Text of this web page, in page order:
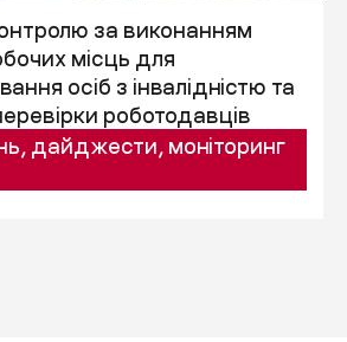
за виконанням
місць для
осіб з інвалідністю та
роботодавців
, дайджести, моніторинг